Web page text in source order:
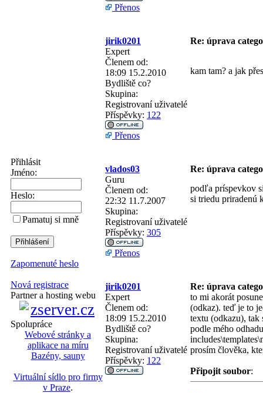
Přihlásit
Jméno:
Heslo:
Pamatuj si mně
Zapomenuté heslo
Nová registrace
Partner a hosting webu
Spolupráce
Webové stránky a
aplikace na míru
Bazény, sauny
Virtuální sídlo pro firmy
v Praze.
Přenos
jirik0201
Re: úprava
Expert
Členem od:
18:09 15.2.2010
Bydliště co?
Skupina:
Registrovaní uživatelé
Příspěvky: 122
kam tam? a jak
Přenos
vlados03
Re: úprava
Guru
Členem od:
22:32 11.7.2007
Skupina:
Registrovaní uživatelé
Příspěvky: 305
podľa príspevkov
si triedu priradenú
Přenos
jirik0201
Re: úprava
Expert
Členem od:
18:09 15.2.2010
Bydliště co?
Skupina:
Registrovaní uživatelé
Příspěvky: 122
to mi akorát
(odkaz). teď je to
textu (odkazu), tak
podle mého
prosím člověka,
Připojit soubor: